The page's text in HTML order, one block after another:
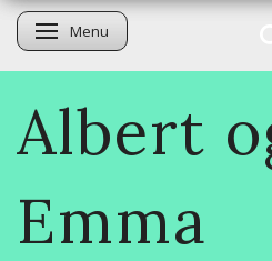
Skifte navigation
Menu
Albert
Emma